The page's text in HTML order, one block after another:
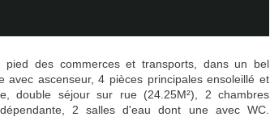
pied des commerces et transports, dans un bel
avec ascenseur, 4 pièces principales ensoleillé et
double séjour sur rue (24.25M²), 2 chambres
2 salles d'eau dont une avec WC.